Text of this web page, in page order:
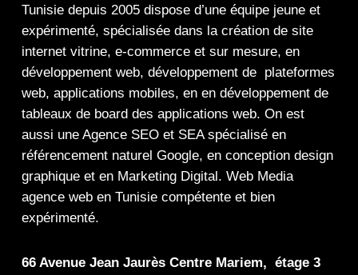
Tunisie depuis 2005 dispose d’une équipe jeune et
expérimenté, spécialisée dans la création de site
internet vitrine, e-commerceet sur mesure, en
développement web, développement de plateformes
web, applications mobiles, en en développement de
tableaux de boarddes applications web. On est
aussi une Agence SEOet SEAspécialisé en
référencement naturel Google, en conception design
graphiqueet en Marketing Digital. Web Media
agence web en Tunisie compétente et bien
expérimenté.
66 Avenue Jean Jaurès Centre Mariem, étage 3